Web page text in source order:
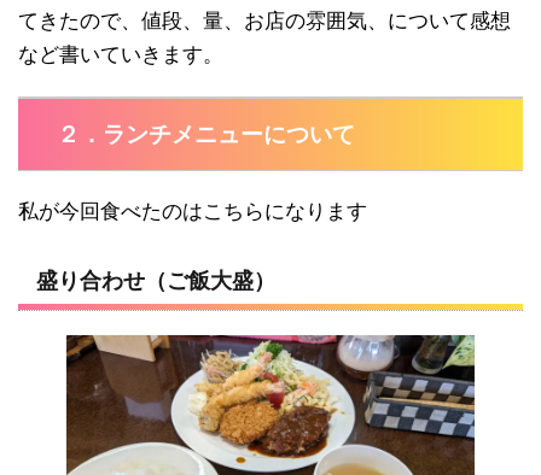
てきたので、値段、量、お店の雰囲気、について感想
など書いていきます。
２．ランチメニューについて
私が今回食べたのはこちらになります
盛り合わせ（ご飯大盛）